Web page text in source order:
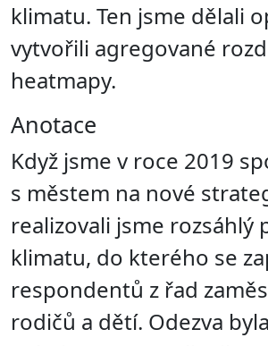
klimatu. Ten jsme dělali
vytvořili agregované
heatmapy.
Anotace
Když jsme v roce 2019
s městem na nové
realizovali jsme rozsáhlý
klimatu, do kterého se
respondentů z řad
rodičů a dětí. Odezva